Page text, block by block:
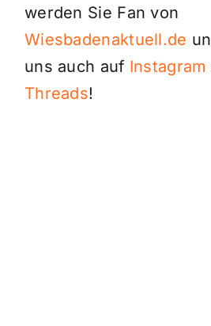
werden Sie Fan von
Wiesbadenaktuell.de
uns auch auf Instagram
Threads!